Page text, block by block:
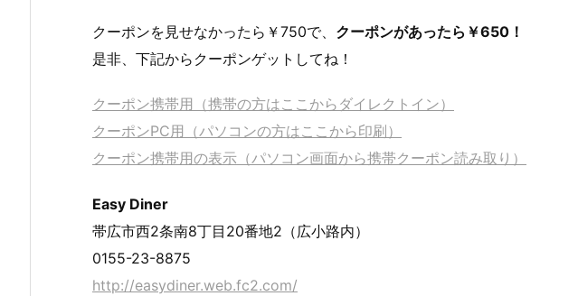
クーポンを見せなかったら￥750で、 クーポンがあったら￥650！
是非、下記からクーポンゲットしてね！
クーポン携帯用（携帯の方はここからダイレクトイン）
クーポンPC用（パソコンの方はここから印刷）
クーポン携帯用の表示（パソコン画面から携帯クーポン読み取り）
Easy Diner
帯広市西2条南8丁目20番地2（広小路内）
0155-23-8875
http://easydiner.web.fc2.com/